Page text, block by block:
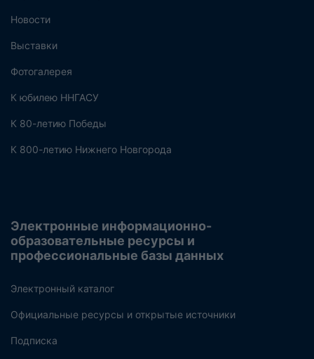
Новости
Выставки
Фотогалерея
К юбилею ННГАСУ
К 80-летию Победы
К 800-летию Нижнего Новгорода
Электронные информационно-
образовательные ресурсы и
профессиональные базы данных
Электронный каталог
Официальные ресурсы и открытые источники
Подписка